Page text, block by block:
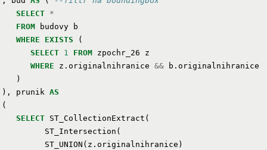
SELECT *
FROM
budovy
b
WHERE
EXISTS
(
SELECT 1 FROM zpochr_26
z
WHERE
z . originalnihranice && b . originalnihranice
)
),
prunik AS
(
SELECT ST_CollectionExtract (
ST_Intersection (
ST_UNION ( z . originalnihranice )